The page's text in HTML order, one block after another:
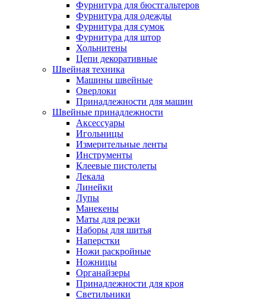
Фурнитура для бюстгальтеров
Фурнитура для одежды
Фурнитура для сумок
Фурнитура для штор
Хольнитены
Цепи декоративные
Швейная техника
Машины швейные
Оверлоки
Принадлежности для машин
Швейные принадлежности
Аксессуары
Игольницы
Измерительные ленты
Инструменты
Клеевые пистолеты
Лекала
Линейки
Лупы
Манекены
Маты для резки
Наборы для шитья
Наперстки
Ножи раскройные
Ножницы
Органайзеры
Принадлежности для кроя
Светильники